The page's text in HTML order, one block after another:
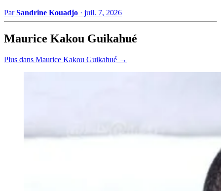
ParSandrine Kouadjo · juil. 7, 2026
Maurice Kakou Guikahué
Plus dans Maurice Kakou Guikahué →